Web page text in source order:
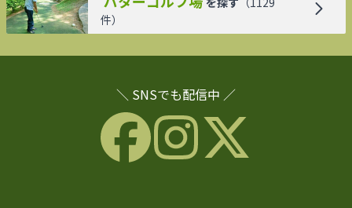
件）
＼ SNSでも配信中 ／